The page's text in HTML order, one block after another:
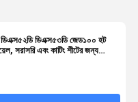
ডিএক্স৫২ডি ডিএক্স৫৩ডি জেড১০০ হট
সরাসরি এবং কাটিং শীটের জন্য